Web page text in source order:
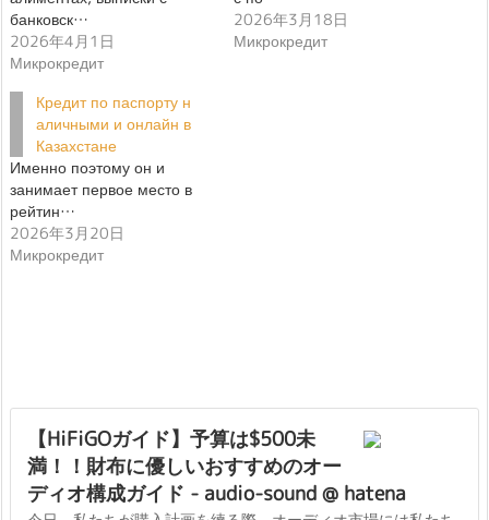
банковск…
2026年4月1日
Микрокредит
2026年3月18日
Микрокредит
Кредит по паспорту н
аличными и онлайн в
Казахстане
Именно поэтому он и
занимает первое место в
рейтин…
2026年3月20日
Микрокредит
【HiFiGOガイド】予算は$500未
満！！財布に優しいおすすめのオー
ディオ構成ガイド - audio-sound @ hatena